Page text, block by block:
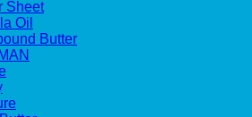
Sheet
Oil
Butter